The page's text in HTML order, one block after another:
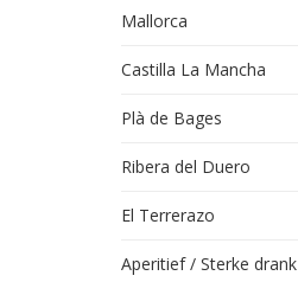
Mallorca
Castilla La Mancha
Plà de Bages
Ribera del Duero
El Terrerazo
Aperitief / Sterke drank